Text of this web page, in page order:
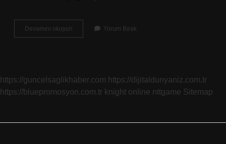
Devamını okuyun
Yüksek
Yorum Bırak
https://guncelsaglikhaber.com https://dijitaldunyaniz.com.tr
https://bluepromosyon.com.tr knight online nttgame Sitemap